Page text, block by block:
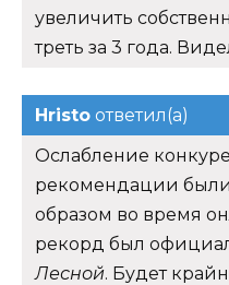
увеличить
треть за 3 года.
Hristo ответил(а)
Ослабление
рекомендации
образом во время
рекорд был
Лесной. Будет